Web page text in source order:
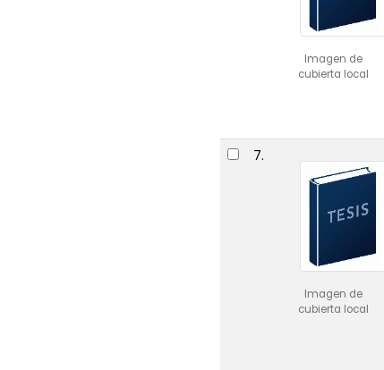
Imagen de
cubierta local
7.
Imagen de
cubierta local